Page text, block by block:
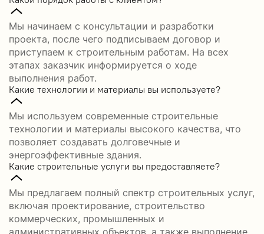
Мы начинаем с консультации и разработки
проекта, после чего подписываем договор и
приступаем к строительным работам. На всех
этапах заказчик информируется о ходе
выполнения работ.
Какие технологии и материалы вы используете?
Мы используем современные строительные
технологии и материалы высокого качества, что
позволяет создавать долговечные и
энергоэффективные здания.
Какие строительные услуги вы предоставляете?
Мы предлагаем полный спектр строительных услуг,
включая проектирование, строительство
коммерческих, промышленных и
административных объектов, а также выполнение